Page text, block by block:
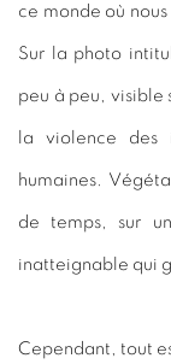
ce monde où
Sur la photo
peu à peu, visible
la violence des
humaines.
de temps, sur
inatteignable qui
Cependant, tout